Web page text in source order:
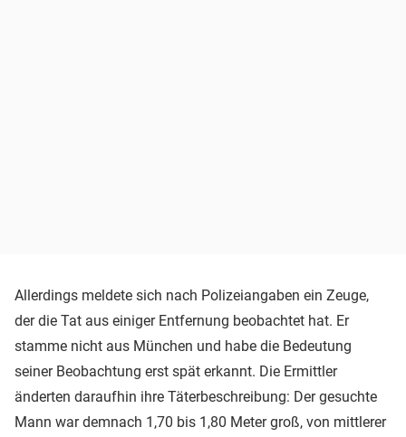
Allerdings meldete sich nach Polizeiangaben ein Zeuge,
der die Tat aus einiger Entfernung beobachtet hat. Er
stamme nicht aus München und habe die Bedeutung
seiner Beobachtung erst spät erkannt. Die Ermittler
änderten daraufhin ihre Täterbeschreibung: Der gesuchte
Mann war demnach 1,70 bis 1,80 Meter groß, von mittlerer